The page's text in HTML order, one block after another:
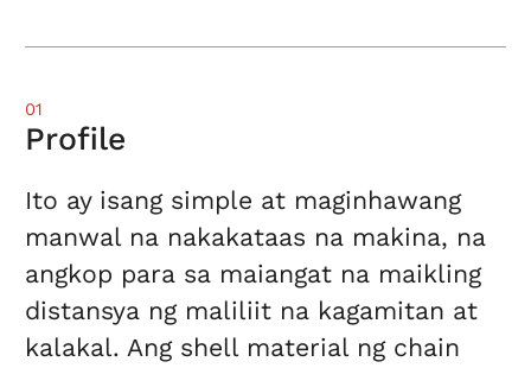
01
Profile
Ito ay isang simple at maginhawang
manwal na nakakataas na makina, na
angkop para sa maiangat na maikling
distansya ng maliliit na kagamitan at
kalakal. Ang shell material ng chain